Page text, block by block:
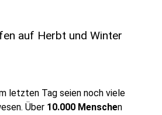
auf Herbt und Winter
letzten Tag seien noch viele
Über 10.000 Menschen